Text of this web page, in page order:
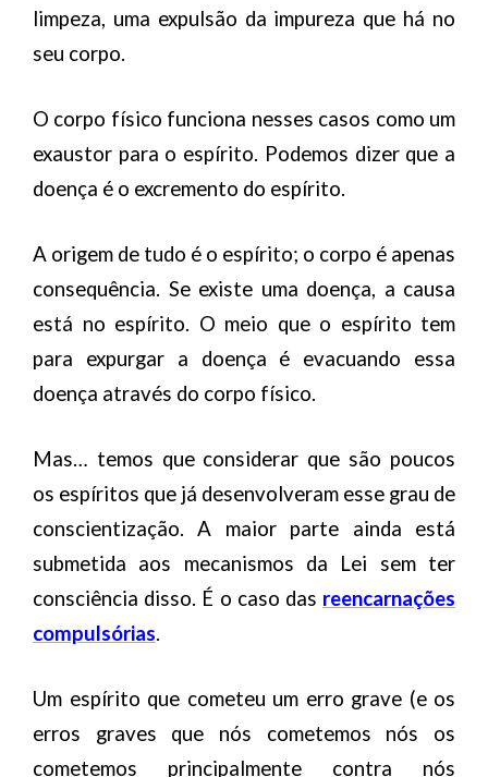
limpeza, uma expulsão da impureza que há no
seu corpo.
O corpo físico funciona nesses casos como um
exaustor para o espírito. Podemos dizer que a
doença é o excremento do espírito.
A origem de tudo é o espírito; o corpo é apenas
consequência. Se existe uma doença, a causa
está no espírito. O meio que o espírito tem
para expurgar a doença é evacuando essa
doença através do corpo físico.
Mas… temos que considerar que são poucos
os espíritos que já desenvolveram esse grau de
conscientização. A maior parte ainda está
submetida aos mecanismos da Lei sem ter
consciência disso. É o caso das reencarnações
compulsórias.
Um espírito que cometeu um erro grave (e os
erros graves que nós cometemos nós os
cometemos principalmente contra nós